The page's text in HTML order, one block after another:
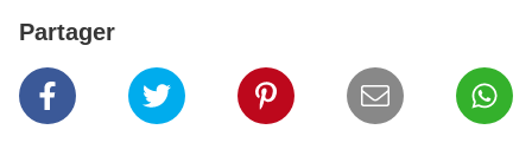
Partager